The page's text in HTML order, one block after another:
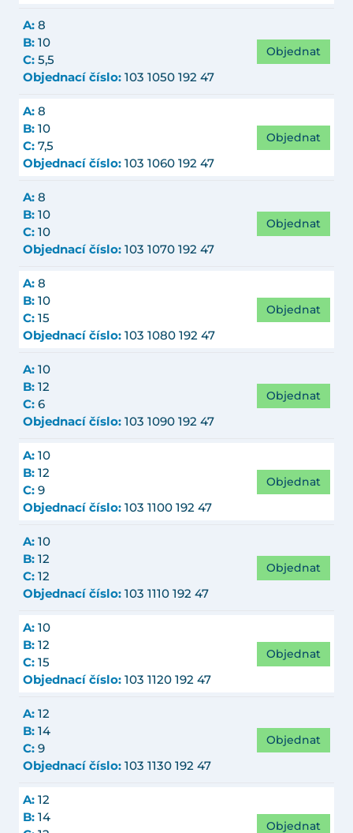
A: 8
B: 10
C: 5,5
Objednací číslo: 103 1050 192 47
Objednat
A: 8
B: 10
C: 7,5
Objednací číslo: 103 1060 192 47
Objednat
A: 8
B: 10
C: 10
Objednací číslo: 103 1070 192 47
Objednat
A: 8
B: 10
C: 15
Objednací číslo: 103 1080 192 47
Objednat
A: 10
B: 12
C: 6
Objednací číslo: 103 1090 192 47
Objednat
A: 10
B: 12
C: 9
Objednací číslo: 103 1100 192 47
Objednat
A: 10
B: 12
C: 12
Objednací číslo: 103 1110 192 47
Objednat
A: 10
B: 12
C: 15
Objednací číslo: 103 1120 192 47
Objednat
A: 12
B: 14
C: 9
Objednací číslo: 103 1130 192 47
Objednat
A: 12
B: 14
Objednat